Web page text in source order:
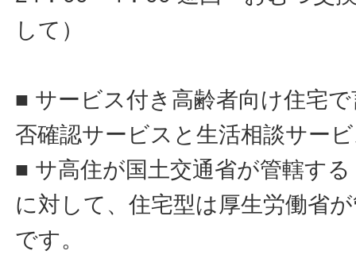
して）
■ サービス付き高齢者向け住宅
否確認サービスと生活相談サー
■ サ高住が国土交通省が管轄す
に対して、住宅型は厚生労働省
です。